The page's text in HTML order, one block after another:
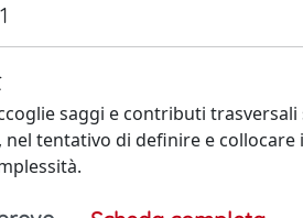
saggi e contributi
nel tentativo di definire e